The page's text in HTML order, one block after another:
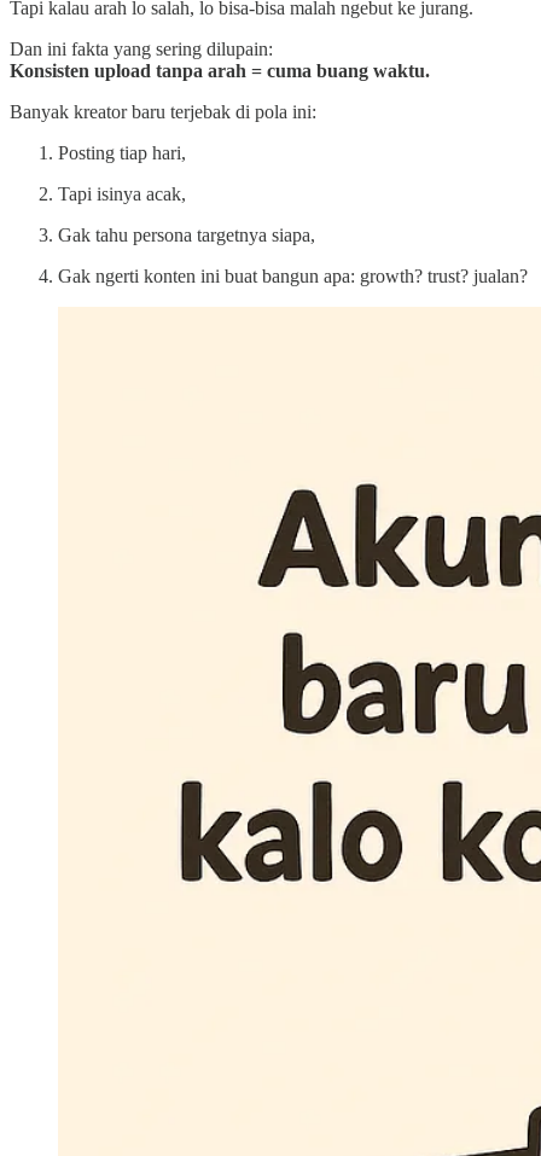
Tapi kalau arah lo salah, lo bisa-bisa malah ngebut ke jurang.
Dan ini fakta yang sering dilupain:
Konsisten upload tanpa arah = cuma buang waktu.
Banyak kreator baru terjebak di pola ini:
Posting tiap hari,
Tapi isinya acak,
Gak tahu persona targetnya siapa,
Gak ngerti konten ini buat bangun apa: growth? trust? jualan?